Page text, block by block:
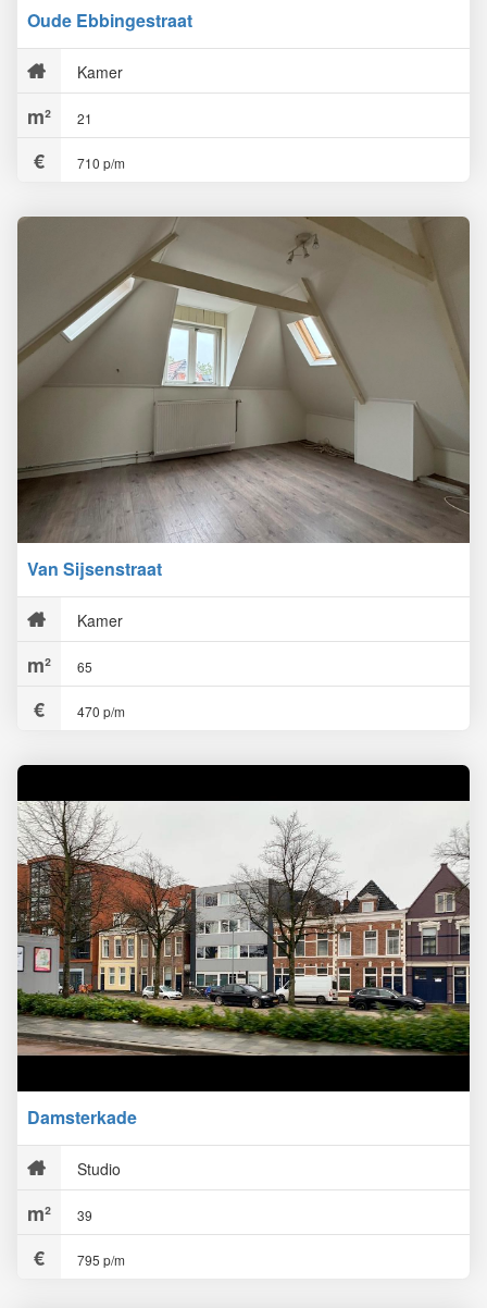
Oude Ebbingestraat
Kamer
21
710 p/m
Van Sijsenstraat
Kamer
65
470 p/m
Damsterkade
Studio
39
795 p/m